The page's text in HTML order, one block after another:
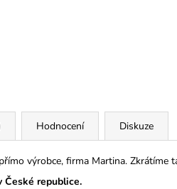
Hodnocení Diskuze
výrobce, firma Martina. Zkrátíme
České republice.